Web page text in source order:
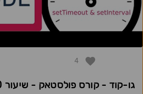
4
גו-קוד - קורס פולסטאק - שיעור 20